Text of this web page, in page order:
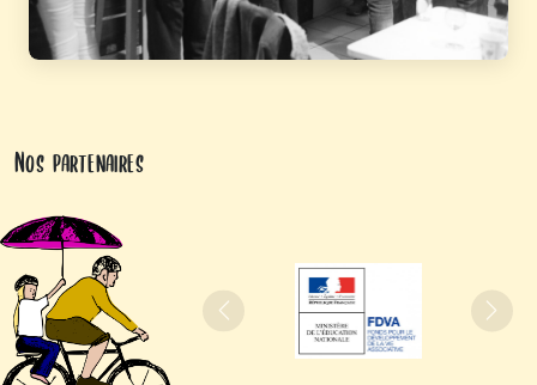
Nos partenaires
Précédent